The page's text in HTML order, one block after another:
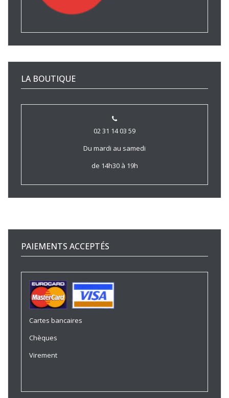
LA BOUTIQUE
02 31 14 03 59
Du mardi au samedi
de 14h30 à 19h
PAIEMENTS ACCEPTÉS
Cartes bancaires
Chèques
Virement